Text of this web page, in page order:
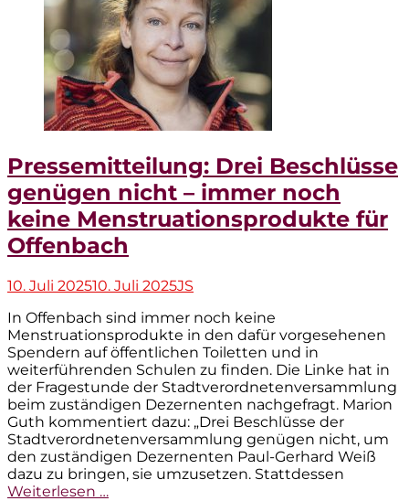
Pressemitteilung: Drei Beschlüsse
genügen nicht – immer noch
keine Menstruationsprodukte für
Offenbach
Veröffentlicht
10. Juli 202510. Juli 2025Autor
JS
In Offenbach sind immer noch keine
Menstruationsprodukte in den dafür vorgesehenen
Spendern auf öffentlichen Toiletten und in
weiterführenden Schulen zu finden. Die Linke hat in
der Fragestunde der Stadtverordnetenversammlung
beim zuständigen Dezernenten nachgefragt. Marion
Guth kommentiert dazu: „Drei Beschlüsse der
Stadtverordnetenversammlung genügen nicht, um
den zuständigen Dezernenten Paul-Gerhard Weiß
dazu zu bringen, sie umzusetzen. Stattdessen
Weiterlesen …